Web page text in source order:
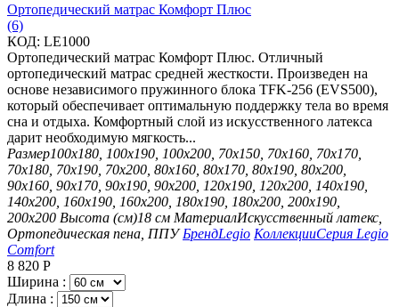
Ортопедический матрас Комфорт Плюс
(6)
КОД: LE1000
Ортопедический матрас Комфорт Плюс. Отличный
ортопедический матрас средней жесткости. Произведен на
основе независимого пружинного блока TFK-256 (EVS500),
который обеспечивает оптимальную поддержку тела во время
сна и отдыха. Комфортный слой из искусственного латекса
дарит необходимую мягкость...
Размер100х180, 100х190, 100х200, 70х150, 70х160, 70х170,
70х180, 70х190, 70х200, 80х160, 80х170, 80х190, 80х200,
90х160, 90х170, 90х190, 90х200, 120х190, 120х200, 140х190,
140х200, 160х190, 160х200, 180х190, 180х200, 200х190,
200х200 Высота (см)18 см МатериалИскусственный латекс,
Ортопедическая пена, ППУ БрендLegio КоллекцииСерия Legio
Comfort
8 820 Р
Ширина :
Длина :